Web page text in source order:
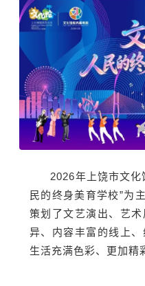
2026年上饶市文化
民的终身美育学校”为
策划了文艺演出、艺
异、内容丰富的线上
生活充满色彩、更加精